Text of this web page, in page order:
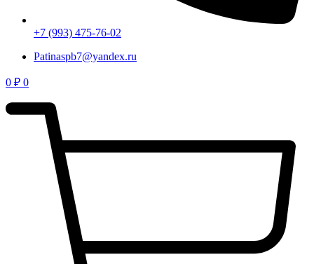
+7 (993) 475-76-02
Patinaspb7@yandex.ru
0 ₽ 0